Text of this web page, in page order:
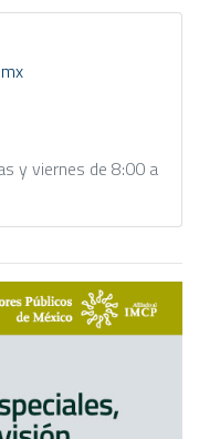
y viernes de 8:00 a